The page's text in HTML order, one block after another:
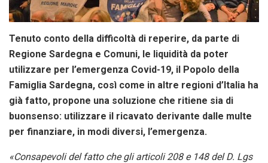
Tenuto conto della difficoltà di reperire, da parte di
Regione Sardegna e Comuni, le liquidità da poter
utilizzare per l’emergenza Covid-19, il Popolo della
Famiglia Sardegna, così come in altre regioni d’Italia ha
già fatto, propone una soluzione che ritiene sia di
buonsenso: utilizzare il ricavato derivante dalle multe
per finanziare, in modi diversi, l’emergenza.
«Consapevoli del fatto che gli articoli 208 e 148 del D. Lgs